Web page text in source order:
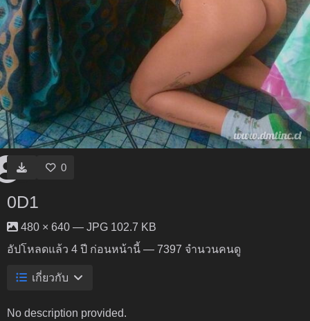
0
0D1
480 × 640 — JPG 102.7 KB
อัปโหลดแล้ว 4 ปี ก่อนหน้านี้ — 7397 จำนวนคนดู
เกี่ยวกับ
No description provided.